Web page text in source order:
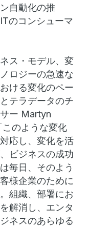
自動化の推
のコンシューマ
ス・モデル、変
ロジーの急速な
ける変化のペー
テラデータのチ
ー Martyn
のような変化
応し、変化を活
ビジネスの成功
毎日、そのよう
様企業のために
組織、部署にお
解消し、エンタ
ネスのあらゆる